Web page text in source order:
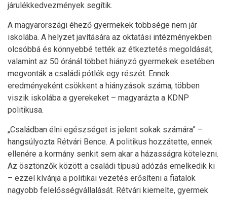
járulékkedvezmények segítik.
A magyarországi éhező gyermekek többsége nem jár
iskolába. A helyzet javítására az oktatási intézményekben
olcsóbbá és könnyebbé tették az étkeztetés megoldását,
valamint az 50 óránál többet hiányzó gyermekek esetében
megvonták a családi pótlék egy részét. Ennek
eredményeként csökkent a hiányzások száma, többen
viszik iskolába a gyerekeket – magyarázta a KDNP
politikusa.
„Családban élni egészséget is jelent sokak számára” –
hangsúlyozta Rétvári Bence. A politikus hozzátette, ennek
ellenére a kormány senkit sem akar a házasságra kötelezni.
Az ösztönzők között a családi típusú adózás emelkedik ki
– ezzel kívánja a politikai vezetés erősíteni a fiatalok
nagyobb felelősségvállalását. Rétvári kiemelte, gyermek